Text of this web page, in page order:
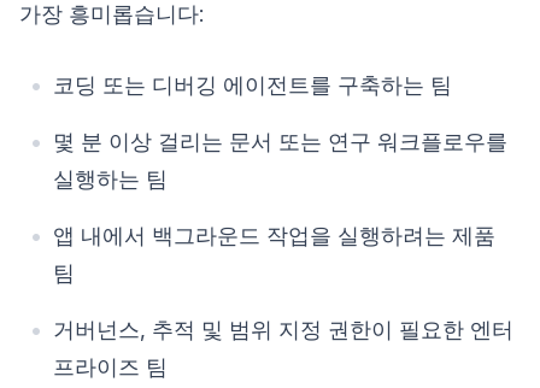
가장 흥미롭습니다:
코딩 또는 디버깅 에이전트를 구축하는 팀
몇 분 이상 걸리는 문서 또는 연구 워크플로우를
실행하는 팀
앱 내에서 백그라운드 작업을 실행하려는 제품
팀
거버넌스, 추적 및 범위 지정 권한이 필요한 엔터
프라이즈 팀